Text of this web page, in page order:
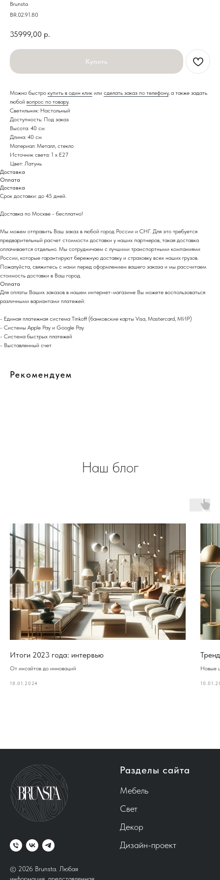
Brunsta
BR.02.91.80
35999,00 р.
Купить
Можно быстро купить в один клик или сделать заказ по телефону, а также задать
любой вопрос по товару.
Светильник: Настольный
Доступность: Под заказ
Высота: 40 см
Длина: 40 см
Материал: Металл, стекло
Источник света: 1 x E27
Цвет: Латунь
Доставка
Оплата
Доставка
Срок доставки: до 45 дней.
Доставка по Москве - бесплатно!
Мы можем отправить Ваш заказ в любой город России и СНГ. Для это требуется
предварительный расчет стоимости доставки у наших партнеров, такая доставка
оплачивается отдельно. Мы сотрудничаем с лучшими транспортными компаниями
России, которые гарантируют бережную доставку и страховку всех наших грузов.
Пожалуйста, свяжитесь с нами перед оформлением вашего заказа и мы рассчитаем
стоимость доставки в Ваш город.
Оплата
Для оплаты Ваших заказов в нашем интернет-магазине Вы можете воспользоваться
различными вариантами платежей:
- Eдиная платежная система Tinkoff (банковские карты Visa, Mastercard, МИР)
- Системы Apple Pay и Google Pay
- Система быстрых платежей
- Выставленный счет
Рекомендуем
Наш блог
Итоги 2023 года: интервью
От инсайтов до инноваций
18.01.2024
Новые
© 2026 Brunsta. Любая
Разделы сайта
Мебель
Свет
Декор
Дизайн-проект